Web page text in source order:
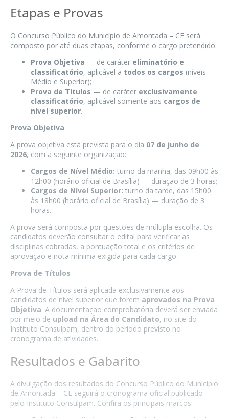
Etapas e Provas
O Concurso Público do Município de Amontada – CE será
composto por até duas etapas, conforme o cargo pretendido:
Prova Objetiva — de caráter eliminatório e
classificatório, aplicável a todos os cargos (níveis
Médio e Superior);
Prova de Títulos — de caráter exclusivamente
classificatório, aplicável somente aos cargos de
nível superior.
Prova Objetiva
A prova objetiva está prevista para o dia 07 de junho de
2026, com a seguinte organização:
Cargos de Nível Médio: turno da manhã, das 09h00 às
12h00 (horário oficial de Brasília) — duração de 3 horas;
Cargos de Nível Superior: turno da tarde, das 15h00
às 18h00 (horário oficial de Brasília) — duração de 3
horas.
A prova será composta por questões de múltipla escolha. Os
candidatos deverão consultar o edital para verificar as
disciplinas cobradas, a pontuação total e os critérios de
aprovação e nota mínima exigida para cada cargo.
Prova de Títulos
A Prova de Títulos será aplicada exclusivamente aos
candidatos de nível superior que forem aprovados na Prova
Objetiva. A documentação comprobatória deverá ser enviada
por meio de upload na Área do Candidato, no site do
Instituto Consulpam, dentro do período previsto no
cronograma de atividades.
Resultados e Gabarito
A divulgação dos resultados do Concurso Público do Município
de Amontada – CE seguirá o cronograma oficial publicado
pelo Instituto Consulpam. Confira os principais marcos: